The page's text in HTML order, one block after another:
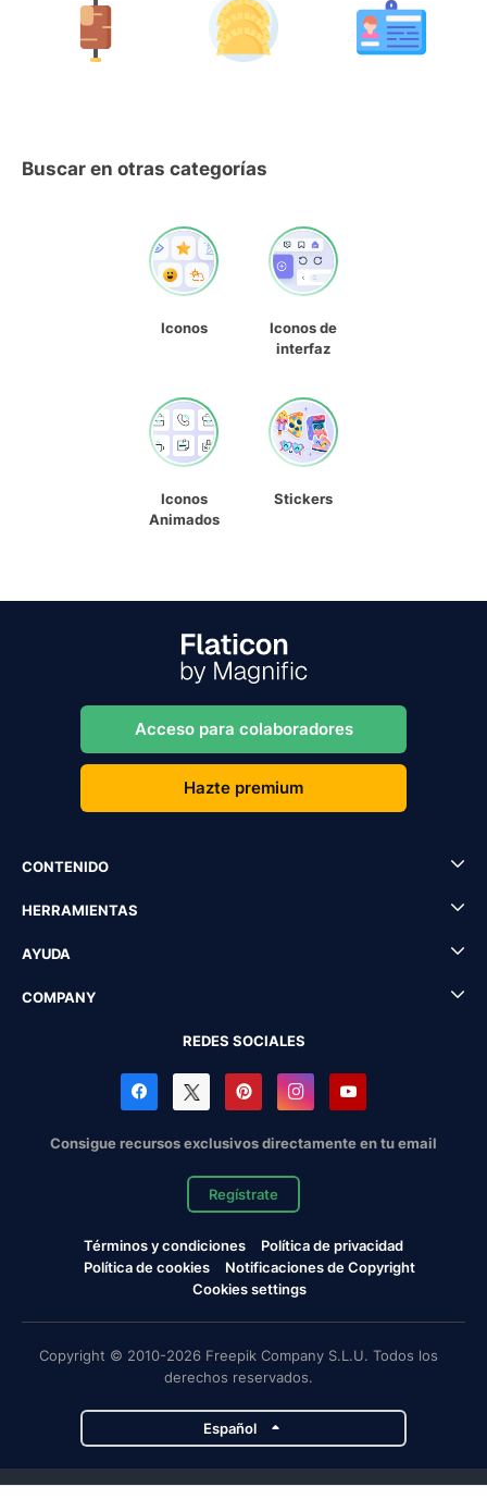
Buscar en otras categorías
Iconos
Iconos de
interfaz
Iconos
Animados
Stickers
Acceso para colaboradores
Hazte premium
CONTENIDO
HERRAMIENTAS
AYUDA
COMPANY
REDES SOCIALES
Consigue recursos exclusivos directamente en tu email
Regístrate
Términos y condiciones
Política de privacidad
Política de cookies
Notificaciones de Copyright
Cookies settings
Copyright © 2010-2026 Freepik Company S.L.U. Todos los
derechos reservados.
Español